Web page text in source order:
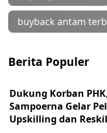
buyback antam
Berita Populer
Dukung Korban
Sampoerna Gelar
Upskilling dan